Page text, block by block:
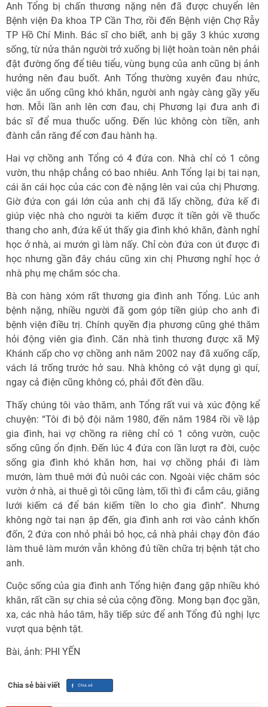
Anh Tổng bị chấn thương nặng nên đã được chuyển lên
Bệnh viện Đa khoa TP Cần Thơ, rồi đến Bệnh viện Chợ Rẫy
TP Hồ Chí Minh. Bác sĩ cho biết, anh bị gãy 3 khúc xương
sống, từ nửa thân người trở xuống bị liệt hoàn toàn nên phải
đặt đường ống để tiêu tiểu, vùng bụng của anh cũng bị ảnh
hưởng nên đau buốt. Anh Tổng thường xuyên đau nhức,
việc ăn uống cũng khó khăn, người anh ngày càng gầy yếu
hơn. Mỗi lần anh lên cơn đau, chị Phương lại đưa anh đi
bác sĩ để mua thuốc uống. Đến lúc không còn tiền, anh
đành cắn răng để cơn đau hành hạ.
Hai vợ chồng anh Tổng có 4 đứa con. Nhà chỉ có 1 công
vườn, thu nhập chẳng có bao nhiêu. Anh Tổng lại bị tai nạn,
cái ăn cái học của các con đè nặng lên vai của chị Phương.
Giờ đứa con gái lớn của anh chị đã lấy chồng, đứa kế đi
giúp việc nhà cho người ta kiếm được ít tiền gởi về thuốc
thang cho anh, đứa kế út thấy gia đình khó khăn, đành nghỉ
học ở nhà, ai mướn gì làm nấy. Chỉ còn đứa con út được đi
học nhưng gần đây cháu cũng xin chị Phương nghỉ học ở
nhà phụ mẹ chăm sóc cha.
Bà con hàng xóm rất thương gia đình anh Tổng. Lúc anh
bệnh nặng, nhiều người đã gom góp tiền giúp cho anh đi
bệnh viện điều trị. Chính quyền địa phương cũng ghé thăm
hỏi động viên gia đình. Căn nhà tình thương được xã Mỹ
Khánh cấp cho vợ chồng anh năm 2002 nay đã xuống cấp,
vách lá trống trước hở sau. Nhà không có vật dụng gì quí,
ngay cả điện cũng không có, phải đốt đèn dầu.
Thấy chúng tôi vào thăm, anh Tổng rất vui và xúc động kể
chuyện: “Tôi đi bộ đội năm 1980, đến năm 1984 rồi về lập
gia đình, hai vợ chồng ra riêng chỉ có 1 công vườn, cuộc
sống cũng ổn định. Đến lúc 4 đứa con lần lượt ra đời, cuộc
sống gia đình khó khăn hơn, hai vợ chồng phải đi làm
mướn, làm thuê mới đủ nuôi các con. Ngoài việc chăm sóc
vườn ở nhà, ai thuê gì tôi cũng làm, tối thì đi cắm câu, giăng
lưới kiếm cá để bán kiếm tiền lo cho gia đình”. Nhưng
không ngờ tai nạn ập đến, gia đình anh rơi vào cảnh khốn
đốn, 2 đứa con nhỏ phải bỏ học, cả nhà phải chạy đôn đáo
làm thuê làm mướn vẫn không đủ tiền chữa trị bệnh tật cho
anh.
Cuộc sống của gia đình anh Tổng hiện đang gặp nhiều khó
khăn, rất cần sự chia sẻ của cộng đồng. Mong bạn đọc gần,
xa, các nhà hảo tâm, hãy tiếp sức để anh Tổng đủ nghị lực
vượt qua bệnh tật.
Bài, ảnh: PHI YẾN
Chia sẻ bài viết